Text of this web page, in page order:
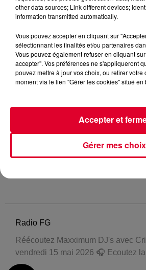
Radio FG
Réécoutez Maxximum DJ's avec
vendredi 15 mai 2026 🎧 Ecoutez
other data sources; Link different devices;
information transmitted automatically.
Vous pouvez accepter en cliquant sur
sélectionnant les finalités et/ou partenaires
Vous pouvez également refuser en cliquant
accepter". Vos préférences ne s'appliqueront
pouvez mettre à jour vos choix, ou retirer votre
moment via le lien "Gérer les cookies" situé
Gérer mes choix
Accepter et